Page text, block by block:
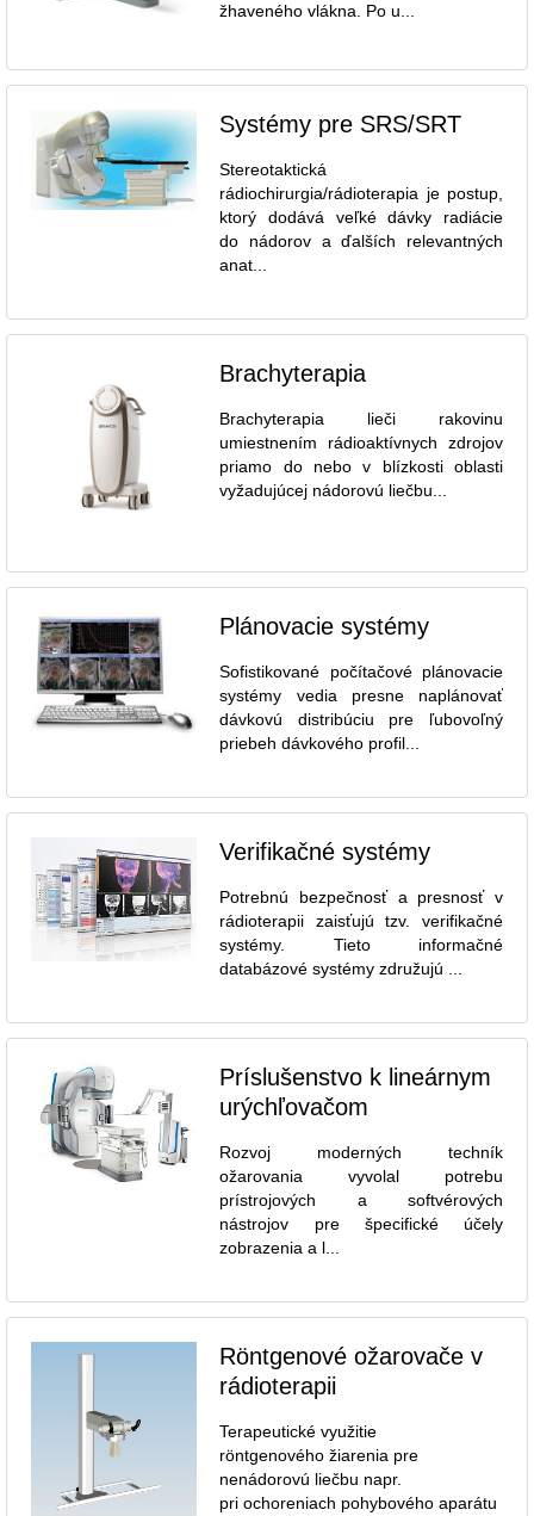
žhaveného vlákna. Po u...
Systémy pre SRS/SRT
Stereotaktická
rádiochirurgia/rádioterapia je postup,
ktorý dodává veľké dávky radiácie
do nádorov a ďalších relevantných
anat...
Brachyterapia
Brachyterapia lieči rakovinu
umiestnením rádioaktívnych zdrojov
priamo do nebo v blízkosti oblasti
vyžadujúcej nádorovú liečbu...
Plánovacie systémy
Sofistikované počítačové plánovacie
systémy vedia presne naplánovať
dávkovú distribúciu pre ľubovoľný
priebeh dávkového profil...
Verifikačné systémy
Potrebnú bezpečnosť a presnosť v
rádioterapii zaisťujú tzv. verifikačné
systémy. Tieto informačné
databázové systémy združujú ...
Príslušenstvo k lineárnym
urýchľovačom
Rozvoj moderných techník
ožarovania vyvolal potrebu
prístrojových a softvérových
nástrojov pre špecifické účely
zobrazenia a l...
Röntgenové ožarovače v
rádioterapii
Terapeutické využitie
röntgenového žiarenia pre
nenádorovú liečbu napr.
pri ochoreniach pohybového aparátu